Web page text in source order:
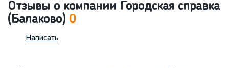
Отзывы о компании Городская справка
(Балаково) 0
Написать